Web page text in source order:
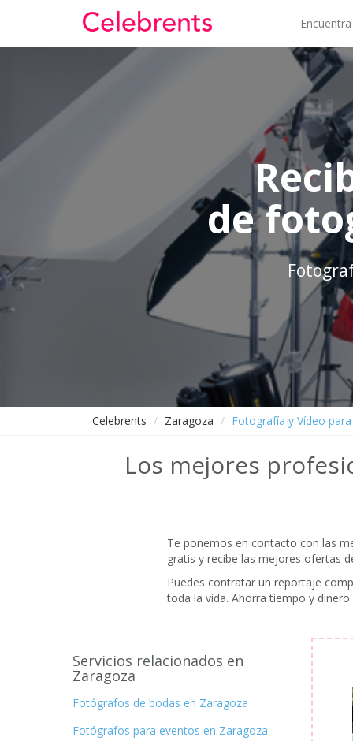
de
Celebrents Zaragoza Fotografía y Vídeo
Los mejores
Te ponemos en contacto con las
gratis y recibe las mejores ofertas
Puedes contratar un reportaje
toda la vida. Ahorra tiempo y
Servicios relacionados en
Zaragoza
Fotógrafos de bodas en Zaragoza
Fotógrafos para eventos en Zaragoza